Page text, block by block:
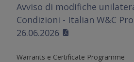
Avviso di modifiche
Condizioni - Italian W&C
26.06.2026
Warrants e Certificate Programme